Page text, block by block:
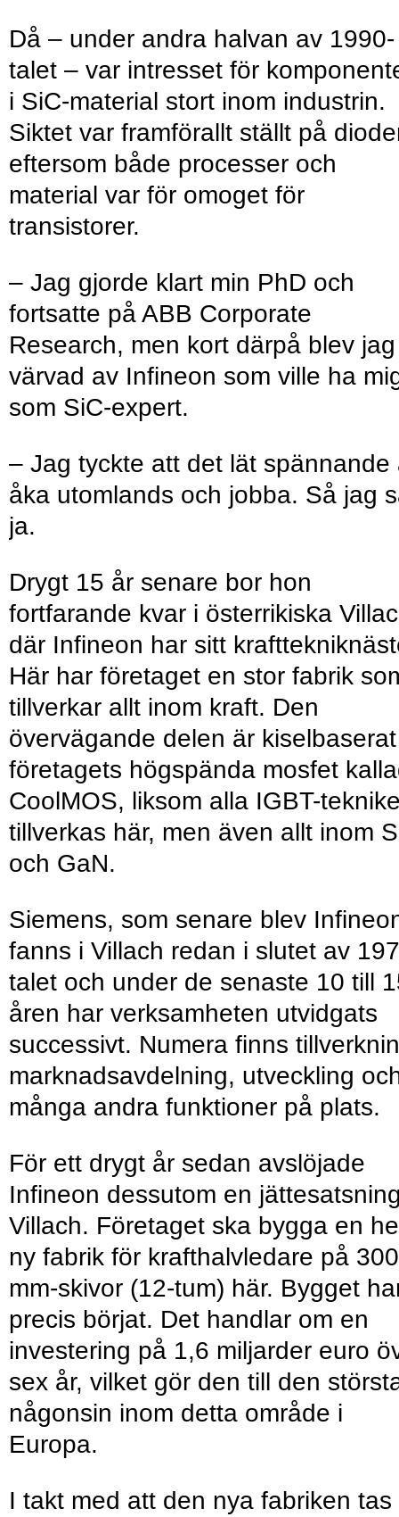
Då – under andra halvan av 1990-
talet – var intresset för
i SiC-material stort inom industrin.
Siktet var framförallt ställt på
eftersom både processer och
material var för omoget för
transistorer.
– Jag gjorde klart min PhD och
fortsatte på ABB Corporate
Research, men kort därpå blev jag
värvad av Infineon som ville ha
som SiC-expert.
– Jag tyckte att det lät spännande
åka utomlands och jobba. Så jag
ja.
Drygt 15 år senare bor hon
fortfarande kvar i österrikiska
där Infineon har sitt
Här har företaget en stor fabrik
tillverkar allt inom kraft. Den
övervägande delen är
företagets högspända mosfet
CoolMOS, liksom alla IGBT-
tillverkas här, men även allt inom
och GaN.
Siemens, som senare blev
fanns i Villach redan i slutet av
talet och under de senaste 10 till
åren har verksamheten utvidgats
successivt. Numera finns
marknadsavdelning, utveckling
många andra funktioner på plats.
För ett drygt år sedan avslöjade
Infineon dessutom en
Villach. Företaget ska bygga en
ny fabrik för krafthalvledare på 300
mm-skivor (12-tum) här. Bygget
precis börjat. Det handlar om en
investering på 1,6 miljarder euro
sex år, vilket gör den till den
någonsin inom detta område i
Europa.
I takt med att den nya fabriken tas